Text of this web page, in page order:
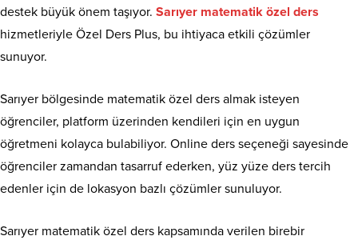
destek büyük önem taşıyor. Sarıyer matematik özel ders
hizmetleriyle Özel Ders Plus, bu ihtiyaca etkili çözümler
sunuyor.
Sarıyer bölgesinde matematik özel ders almak isteyen
öğrenciler, platform üzerinden kendileri için en uygun
öğretmeni kolayca bulabiliyor. Online ders seçeneği sayesinde
öğrenciler zamandan tasarruf ederken, yüz yüze ders tercih
edenler için de lokasyon bazlı çözümler sunuluyor.
Sarıyer matematik özel ders kapsamında verilen birebir